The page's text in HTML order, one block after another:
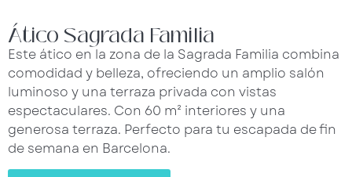
Ático Sagrada Familia
Este ático en la zona de la Sagrada Familia combina
comodidad y belleza, ofreciendo un amplio salón
luminoso y una terraza privada con vistas
espectaculares. Con 60 m² interiores y una
generosa terraza. Perfecto para tu escapada de fin
de semana en Barcelona.